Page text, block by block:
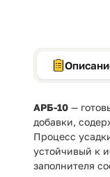
АРБ-10 —
добавки,
Процесс
устойчивый к
заполнителя